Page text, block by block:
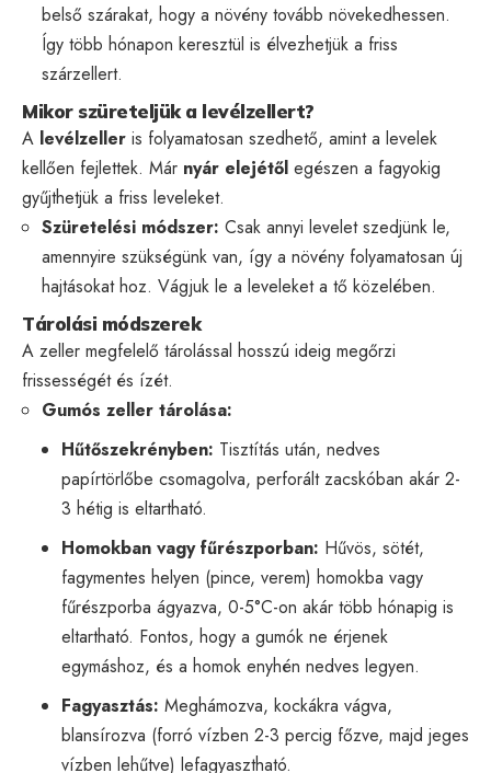
belső szárakat, hogy a növény tovább növekedhessen.
Így több hónapon keresztül is élvezhetjük a friss
szárzellert.
Mikor szüreteljük a levélzellert?
A levélzeller is folyamatosan szedhető, amint a levelek
kellően fejlettek. Már nyár elejétől egészen a fagyokig
gyűjthetjük a friss leveleket.
Szüretelési módszer: Csak annyi levelet szedjünk le,
amennyire szükségünk van, így a növény folyamatosan új
hajtásokat hoz. Vágjuk le a leveleket a tő közelében.
Tárolási módszerek
A zeller megfelelő tárolással hosszú ideig megőrzi
frissességét és ízét.
Gumós zeller tárolása:
Hűtőszekrényben: Tisztítás után, nedves
papírtörlőbe csomagolva, perforált zacskóban akár 2-
3 hétig is eltartható.
Homokban vagy fűrészporban: Hűvös, sötét,
fagymentes helyen (pince, verem) homokba vagy
fűrészporba ágyazva, 0-5°C-on akár több hónapig is
eltartható. Fontos, hogy a gumók ne érjenek
egymáshoz, és a homok enyhén nedves legyen.
Fagyasztás: Meghámozva, kockákra vágva,
blansírozva (forró vízben 2-3 percig főzve, majd jeges
vízben lehűtve) lefagyasztható.